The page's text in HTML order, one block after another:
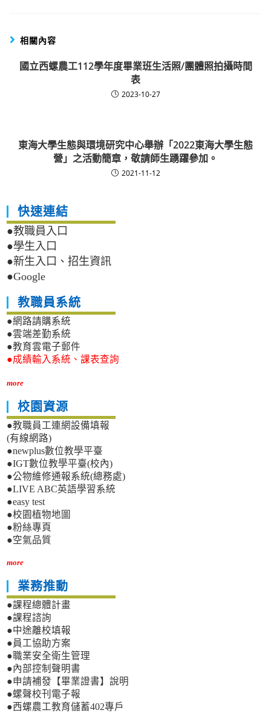
相關內容
國立西螺農工112學年度畢業班生活照/團體照拍攝時間
表
2023-10-27
東海大學生態與環境研究中心舉辦「2022東海大學生態
營」之活動簡章，敬請師生踴躍參加。
2021-11-12
快速連結
●教職員入口
●學生入口
●新生入口、招生資訊
●Google
教職員系統
●網路請購系統
●雲端差勤系統
●教育雲電子郵件
●成績輸入系統、課表查詢
more
校園資源
●教職員工連網設備填報
(有線網路)
●newplus數位教學平臺
●IGT數位教學平臺(校內)
●公物維修通報系統(總務處)
●LIVE ABC英語學習系統
●easy test
●校園植物地圖
●粉絲專頁
●空氣品質
more
業務推動
●課程總體計畫
●課程諮詢
●中途離校填報
●員工協助方案
●職業安全衛生管理
●內部控制聲明書
●申請補發【畢業證書】說明
●螺聲校刊電子報
●西螺農工教育儲蓄402專戶